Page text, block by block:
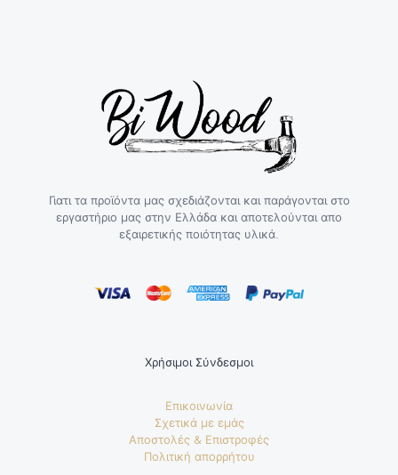
Γιατι τα προϊόντα μας σχεδιάζονται και παράγονται στο
εργαστήριο μας στην Ελλάδα και αποτελούνται απο
εξαιρετικής ποιότητας υλικά.
Χρήσιμοι Σύνδεσμοι
Επικοινωνία
Σχετικά με εμάς
Αποστολές & Επιστροφές
Πολιτική απορρήτου